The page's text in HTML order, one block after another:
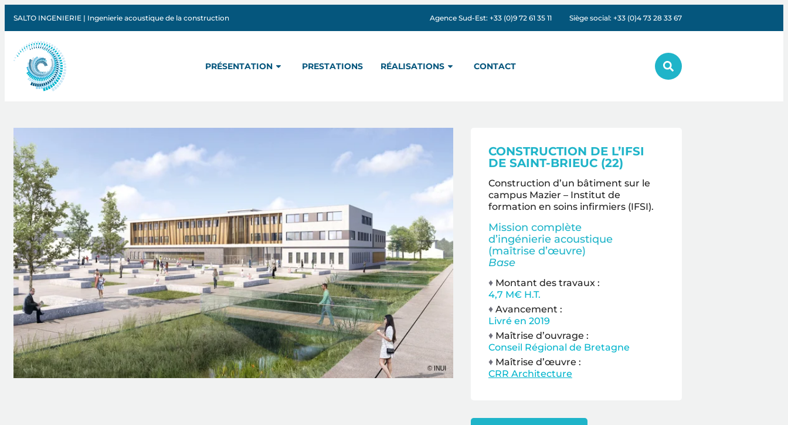
SALTO INGENIERIE | Ingenierie acoustique de la construction Agence Sud-Est: +33 (0)9 72 61 35 11 Siège social: +33 (0)4 73 28 33 67
PRÉSENTATION PRESTATIONS RÉALISATIONS CONTACT
CONSTRUCTION DE L’IFSI
DE SAINT-BRIEUC (22)
Construction d’un bâtiment sur le
campus Mazier – Institut de
formation en soins infirmiers (IFSI).
Mission complète
d’ingénierie acoustique
(maîtrise d’œuvre)
Base
♦Montant des travaux :
4,7 M€ H.T.
♦Avancement :
Livré en 2019
♦Maîtrise d’ouvrage :
Conseil Régional de Bretagne
♦Maîtrise d’œuvre :
CRR Architecture